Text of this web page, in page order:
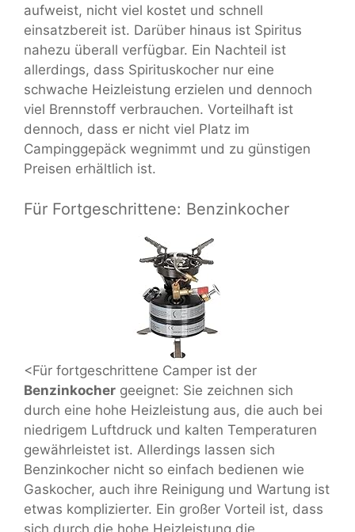
aufweist, nicht viel kostet und schnell
einsatzbereit ist. Darüber hinaus ist Spiritus
nahezu überall verfügbar. Ein Nachteil ist
allerdings, dass Spirituskocher nur eine
schwache Heizleistung erzielen und dennoch
viel Brennstoff verbrauchen. Vorteilhaft ist
dennoch, dass er nicht viel Platz im
Campinggepäck wegnimmt und zu günstigen
Preisen erhältlich ist.
Für Fortgeschrittene: Benzinkocher
<Für fortgeschrittene Camper ist der
Benzinkocher geeignet: Sie zeichnen sich
durch eine hohe Heizleistung aus, die auch bei
niedrigem Luftdruck und kalten Temperaturen
gewährleistet ist. Allerdings lassen sich
Benzinkocher nicht so einfach bedienen wie
Gaskocher, auch ihre Reinigung und Wartung ist
etwas komplizierter. Ein großer Vorteil ist, dass
sich durch die hohe Heizleistung die